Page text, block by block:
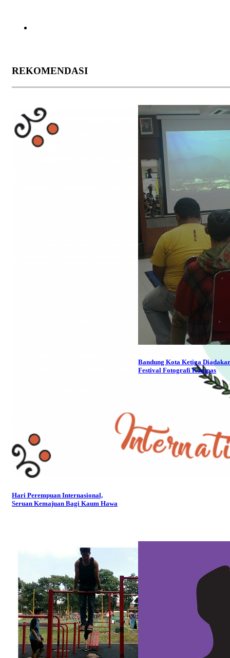
REKOMENDASI
Hari Perempuan Internasional,
Seruan Kemajuan Bagi Kaum Hawa
Bandung Kota Ketiga
Festival Fotografi Kompas